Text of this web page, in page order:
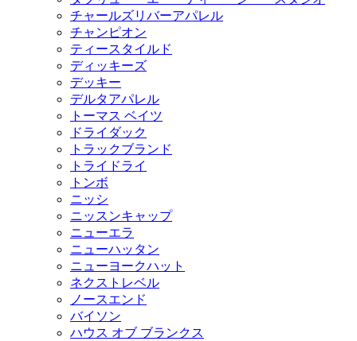
チャールズリバーアパレル
チャンピオン
ティースタイルド
ディッキーズ
デッキー
デルタアパレル
トーマス ベイツ
ドライダック
トラックブランド
トライドライ
トンボ
ニッシ
ニッスンキャップ
ニューエラ
ニューハッタン
ニューヨークハット
ネクストレベル
ノースエンド
バイソン
ハウス オブ ブランクス